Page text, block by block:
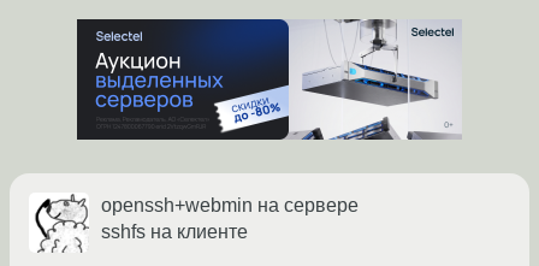
openssh+webmin на сервере
sshfs на клиенте